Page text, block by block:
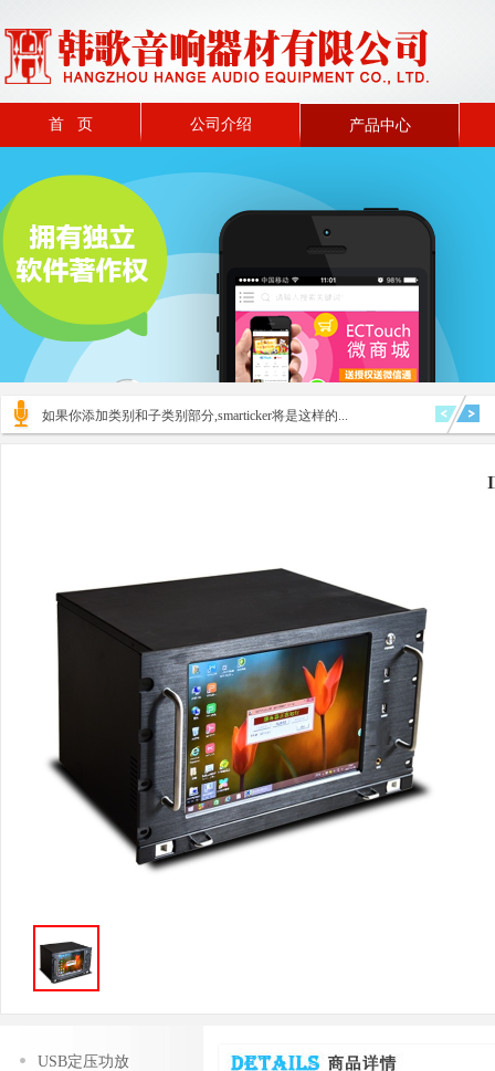
首 页 公司介绍 产品中心
如果你添加类别和子类别部分,smarticker将是这样的...
USB定压功放